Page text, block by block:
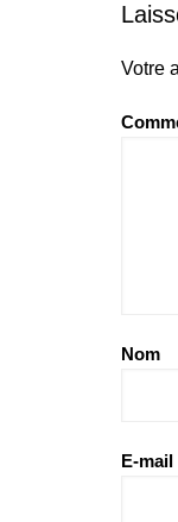
Votre
Nom
E-mail